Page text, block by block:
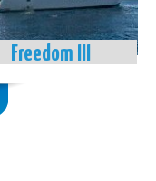
Freedom III